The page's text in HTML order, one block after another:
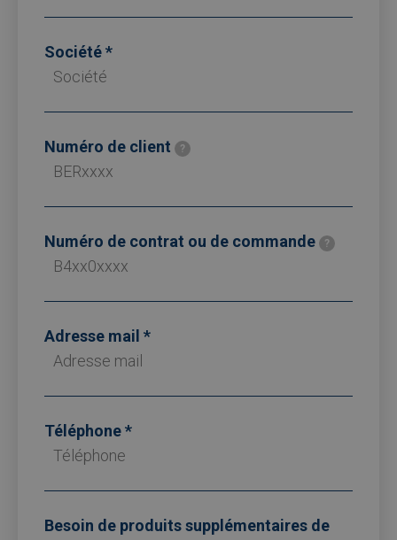
Société
Numéro de client ?
Numéro de contrat ou de commande ?
Adresse mail
Téléphone
Besoin de produits supplémentaires de